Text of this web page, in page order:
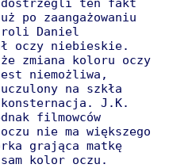
dostrzegli ten fakt
po zaangażowaniu
roli Daniel
oczy niebieskie.
zmiana koloru oczy
niemożliwa,
na szkła
konsternacja. J.K.
filmowców
nie ma większego
grająca matkę
kolor oczu.